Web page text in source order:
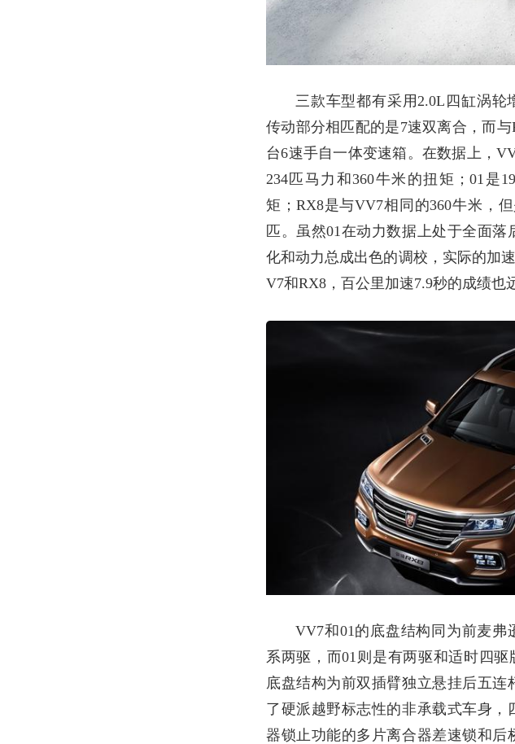
三款车型都有采用2.0L 四缸涡轮
传动部分相匹配的是7速双离合，而与
台6速手自一体变速箱。在数据上，
234 匹马力和360牛米的扭矩；01 是
矩； RX8是与VV7相同的360牛米，
匹。虽然01在动力数据上处于全面落
化和动力总成出色的调校，实际的加
V7和RX8 ，百公里加速7.9秒的成绩也
VV7和01 的底盘结构同为前麦弗
系两驱，而01 则是有两驱和适时四驱
底盘结构为前双插臂独立悬挂后五连
了硬派越野标志性的非承载式车身，
器锁止功能的多片离合器差速锁和后